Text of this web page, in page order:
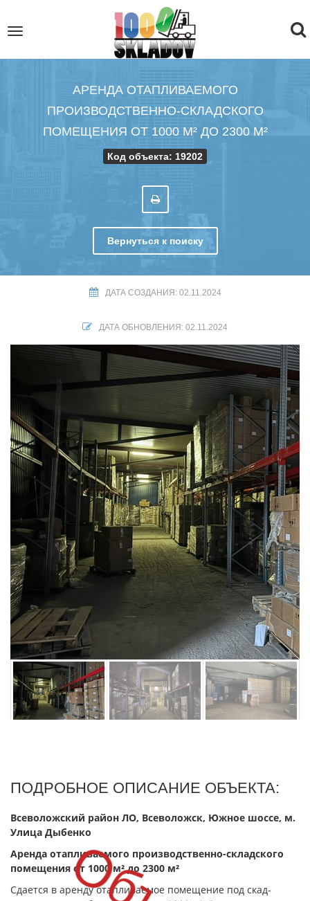
Toggle
АРЕНДА ОТАПЛИВАЕМОГО
ПРОИЗВОДСТВЕННО-СКЛАДСКОГО
ПОМЕЩЕНИЯ ОТ 1000 М² ДО 2300 М²
Код объекта: 19202
Вернуться к поиску
ДАТА СОЗДАНИЯ: 02.11.2024
ДАТА ОБНОВЛЕНИЯ: 02.11.2024
ПОДРОБНОЕ ОПИСАНИЕ ОБЪЕКТА:
Всеволожский район ЛО, Всеволожск, Южное шоссе, м.
Улица Дыбенко
Аренда отапливаемого производственно-складского
помещения от 1000 м² до 2300 м²
Сдается в аренду отапливаемое помещение под скад-